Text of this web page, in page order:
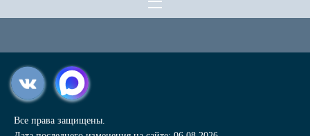
Все права защищены.